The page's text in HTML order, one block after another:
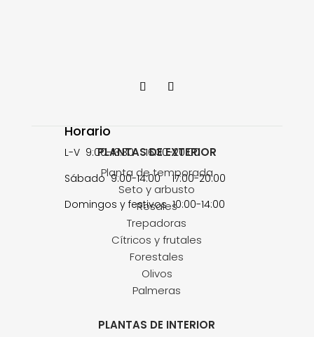
Horario
L-V 9:00-13:30 16:30-20:00
Sábado 9:00-14:00 17:00-20:00
Domingos y festivos 10:00-14:00
PLANTAS DE EXTERIOR
Planta de temporada
Seto y arbusto
Rosales
Trepadoras
Cítricos y frutales
Forestales
Olivos
Palmeras
PLANTAS DE INTERIOR